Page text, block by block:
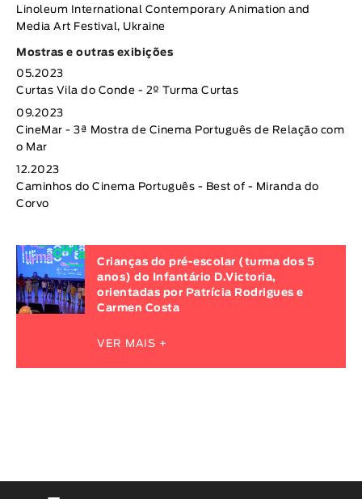
Linoleum International Contemporary Animation and
Media Art Festival, Ukraine
Mostras e outras exibições
05.2023
Curtas Vila do Conde - 2º Turma Curtas
09.2023
CineMar - 3ª Mostra de Cinema Português de Relação com
o Mar
12.2023
Caminhos do Cinema Português - Best of - Miranda do
Corvo
Crianças do pré-escolar (turma dos 5
anos) do Infantário D.Victoria,
orientadas por Patrícia Rodrigues e
Carmen Costa
VER MAIS +